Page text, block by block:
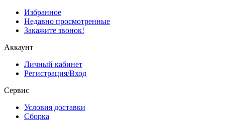
Избранное
Недавно просмотренные
Закажите звонок!
Аккаунт
Личный кабинет
Регистрация/Вход
Сервис
Условия доставки
Сборка